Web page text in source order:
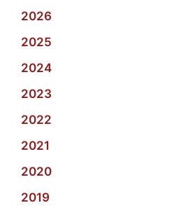
2026
2025
2024
2023
2022
2021
2020
2019